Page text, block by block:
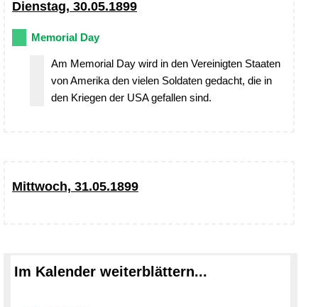
Dienstag, 30.05.1899
Memorial Day
Am Memorial Day wird in den Vereinigten Staaten
von Amerika den vielen Soldaten gedacht, die in
den Kriegen der USA gefallen sind.
Mittwoch, 31.05.1899
Im Kalender weiterblättern...